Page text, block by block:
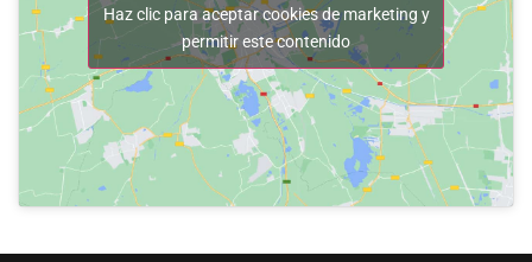
Haz clic para aceptar cookies de marketing y
permitir este contenido